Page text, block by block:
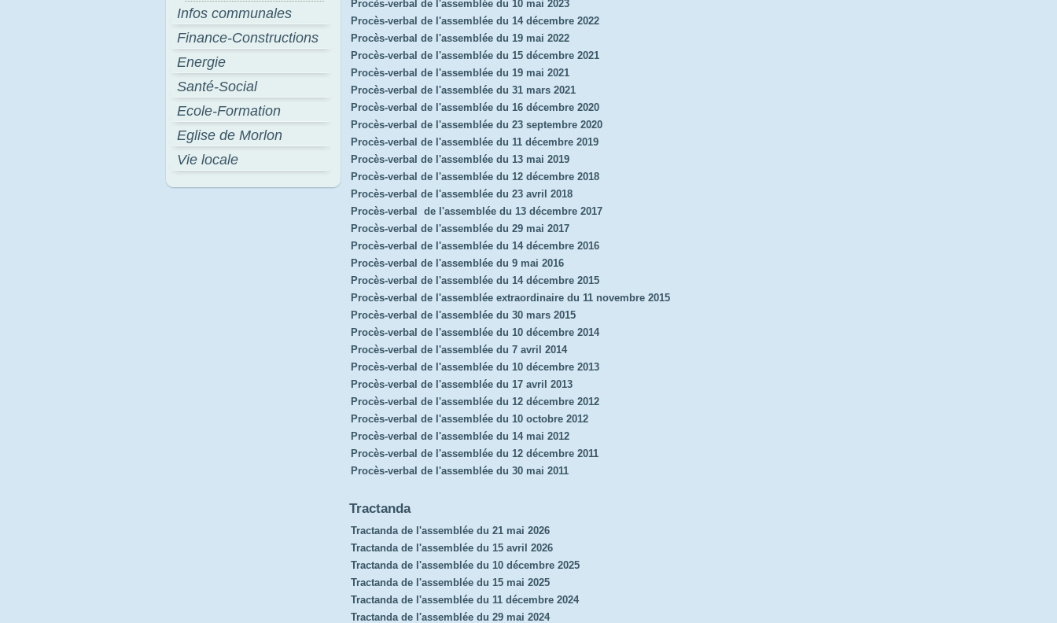
Infos communales
Finance-Constructions
Energie
Santé-Social
Ecole-Formation
Eglise de Morlon
Vie locale
Procès-verbal de l'assemblée du 10 mai 2023
Procès-verbal de l'assemblée du 14 décembre 2022
Procès-verbal de l'assemblée du 19 mai 2022
Procès-verbal de l'assemblée du 15 décembre 2021
Procès-verbal de l'assemblée du 19 mai 2021
Procès-verbal de l'assemblée du 31 mars 2021
Procès-verbal de l'assemblée du 16 décembre 2020
Procès-verbal de l'assemblée du 23 septembre 2020
Procès-verbal de l'assemblée du 11 décembre 2019
Procès-verbal de l'assemblée du 13 mai 2019
Procès-verbal de l'assemblée du 12 décembre 2018
Procès-verbal de l'assemblée du 23 avril 2018
Procès-verbal de l'assemblée du 13 décembre 2017
Procès-verbal de l'assemblée du 29 mai 2017
Procès-verbal de l'assemblée du 14 décembre 2016
Procès-verbal de l'assemblée du 9 mai 2016
Procès-verbal de l'assemblée du 14 décembre 2015
Procès-verbal de l'assemblée extraordinaire du 11 novembre 2015
Procès-verbal de l'assemblée du 30 mars 2015
Procès-verbal de l'assemblée du 10 décembre 2014
Procès-verbal de l'assemblée du 7 avril 2014
Procès-verbal de l'assemblée du 10 décembre 2013
Procès-verbal de l'assemblée du 17 avril 2013
Procès-verbal de l'assemblée du 12 décembre 2012
Procès-verbal de l'assemblée du 10 octobre 2012
Procès-verbal de l'assemblée du 14 mai 2012
Procès-verbal de l'assemblée du 12 décembre 2011
Procès-verbal de l'assemblée du 30 mai 2011
Tractanda
Tractanda de l'assemblée du 21 mai 2026
Tractanda de l'assemblée du 15 avril 2026
Tractanda de l'assemblée du 10 décembre 2025
Tractanda de l'assemblée du 15 mai 2025
Tractanda de l'assemblée du 11 décembre 2024
Tractanda de l'assemblée du 29 mai 2024